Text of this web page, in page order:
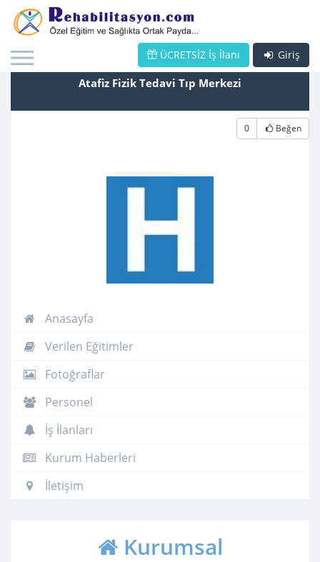
Giriş
ÜCRETSİZ İş İlanı
Atafiz Fizik Tedavi Tıp Merkezi
0 Beğen
Anasayfa
Verilen Eğitimler
Fotoğraflar
Personel
İş İlanları
Kurum Haberleri
İletişim
Kurumsal